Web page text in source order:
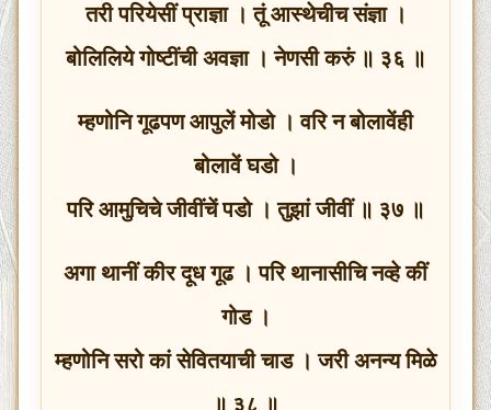
तरी परियेसीं प्राज्ञा । तूं आस्थेचीच संज्ञा ।
बोलिलिये गोष्टींची अवज्ञा । नेणसी करुं ॥ ३६ ॥
म्हणोनि गूढपण आपुलें मोडो । वरि न बोलावेंही
बोलावें घडो ।
परि आमुचिचे जीवींचें पडो । तुझां जीवीं ॥ ३७ ॥
अगा थानीं कीर दूध गूढ । परि थानासीचि नव्हे कीं
गोड ।
म्हणोनि सरो कां सेवितयाची चाड । जरी अनन्य मिळे
॥ ३८ ॥